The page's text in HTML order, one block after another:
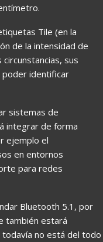
Tile (en la
de la intensidad de
sus
poder identificar
sistemas de
integrar de forma
ejemplo el
en entornos
para redes
Bluetooth 5.1, por
también estará
no está del todo